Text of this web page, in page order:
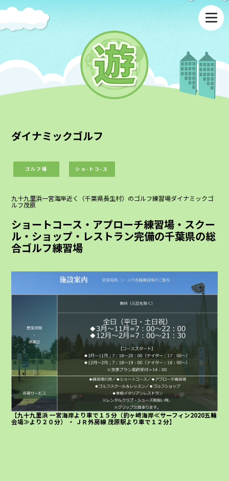
ダイナミックゴルフ
ゴルフ場 ショ-トコ-ス
九十九里浜一宮海岸近く（千葉県長生村）のゴルフ練習場ダイナミックゴ
ルフ茂原
ショートコース・アプローチ練習場・スクー
ル・ショップ・レストラン完備の千葉県の総
合ゴルフ練習場
【九十九里浜 一宮海岸より車で１５分（釣ヶ崎海岸≪サーフィン2020五輪
会場≫より２０分） ・ ＪＲ外房線 茂原駅より車で１２分】